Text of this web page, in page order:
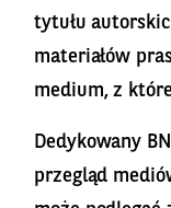
tytułu
materiałów
medium, z
Dedykowany
przegląd